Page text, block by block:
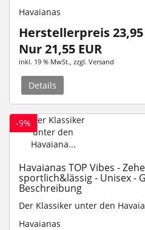
Havaianas
Herstellerpreis 23,95
Nur 21,55 EUR
inkl. 19 % MwSt. , zzgl. Versand
Details
-9%
Havaianas TOP Vibes -
sportlich&lässig - Unisex -
Beschreibung
Der Klassiker unter den
Havaianas